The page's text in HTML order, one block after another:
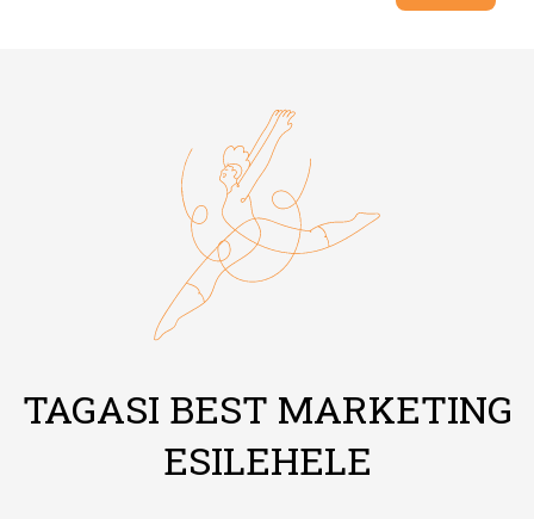
TAGASI BEST MARKETING
ESILEHELE